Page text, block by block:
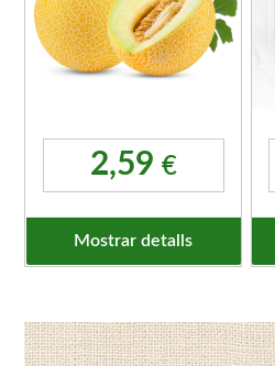
2,59 €
Mostrar detalls